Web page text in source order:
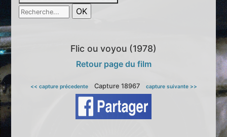
Flic ou voyou (1978)
Retour page du film
<< capture précedenteCapture 18967 capture suivante >>